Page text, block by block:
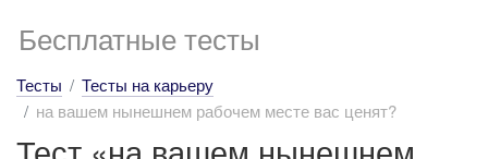
Бесплатные тесты
Тесты
Тесты на карьеру
на вашем нынешнем рабочем месте вас ценят?